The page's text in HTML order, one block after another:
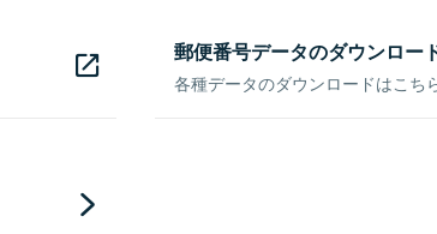
郵便番号データのダウンロー
各種データのダウンロードはこち